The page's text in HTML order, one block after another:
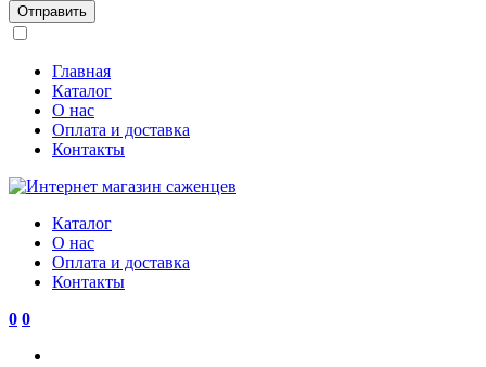
Отправить
Главная
Каталог
О нас
Оплата и доставка
Контакты
Каталог
О нас
Оплата и доставка
Контакты
0 0